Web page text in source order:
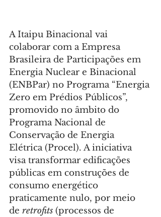
A Itaipu Binacional vai
colaborar com a Empresa
Brasileira de Participações em
Energia Nuclear e Binacional
(ENBPar) no Programa “Energia
Zero em Prédios Públicos”,
promovido no âmbito do
Programa Nacional de
Conservação de Energia
Elétrica (Procel). A iniciativa
visa transformar edificações
públicas em construções de
consumo energético
praticamente nulo, por meio
de retrofits (processos de